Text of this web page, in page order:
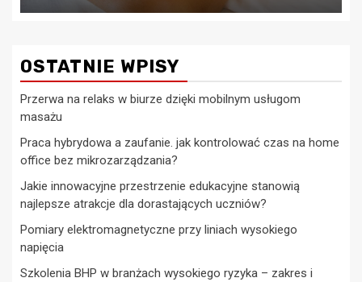
OSTATNIE WPISY
Przerwa na relaks w biurze dzięki mobilnym usługom
masażu
Praca hybrydowa a zaufanie. jak kontrolować czas na home
office bez mikrozarządzania?
Jakie innowacyjne przestrzenie edukacyjne stanowią
najlepsze atrakcje dla dorastających uczniów?
Pomiary elektromagnetyczne przy liniach wysokiego
napięcia
Szkolenia BHP w branżach wysokiego ryzyka – zakres i